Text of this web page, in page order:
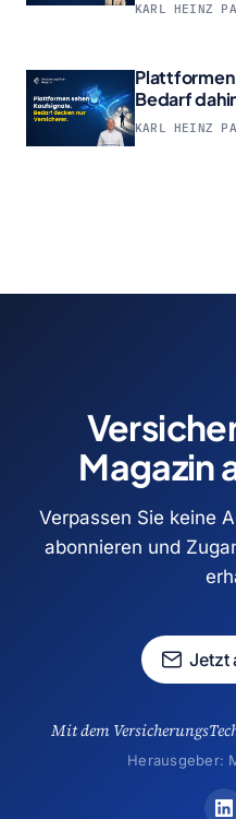
KARL HEINZ
Plattformen
Bedarf
KARL HEINZ
Magazin
Verpassen Sie keine
abonnieren und
Jetzt
Mit dem
Herausgeber: